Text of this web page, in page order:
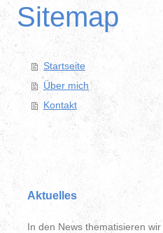
Sitemap
Startseite
Über mich
Kontakt
Aktuelles
In den News thematisieren